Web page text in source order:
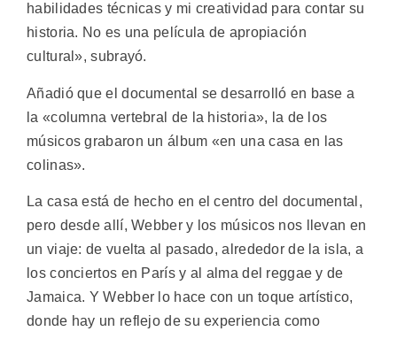
habilidades técnicas y mi creatividad para contar su
historia. No es una película de apropiación
cultural», subrayó.
Añadió que el documental se desarrolló en base a
la «columna vertebral de la historia», la de los
músicos grabaron un álbum «en una casa en las
colinas».
La casa está de hecho en el centro del documental,
pero desde allí, Webber y los músicos nos llevan en
un viaje: de vuelta al pasado, alrededor de la isla, a
los conciertos en París y al alma del reggae y de
Jamaica. Y Webber lo hace con un toque artístico,
donde hay un reflejo de su experiencia como